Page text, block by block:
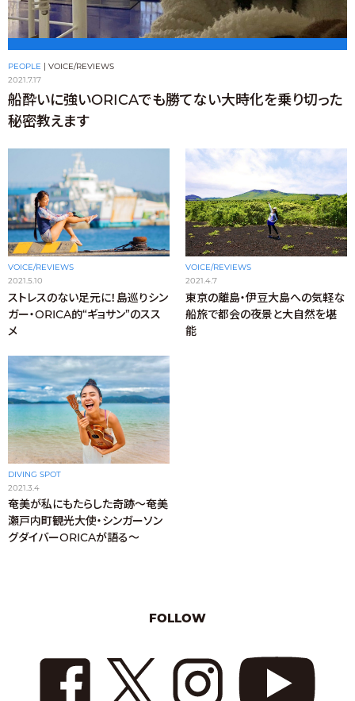
PEOPLE | VOICE/REVIEWS
2021.7.17
船酔いに強いORICAでも勝てない大時化を乗り切った
秘密教えます
VOICE/REVIEWS
2021.5.10
ストレスのない足元に！島巡りシン
ガー・ORICA的“ギョサン”のスス
メ
VOICE/REVIEWS
2021.4.7
東京の離島・伊豆大島への気軽な
船旅で都会の夜景と大自然を堪
能
DIVING SPOT
2021.3.4
奄美が私にもたらした奇跡〜奄美
瀬戸内町観光大使・シンガーソン
グダイバーORICAが語る〜
FOLLOW